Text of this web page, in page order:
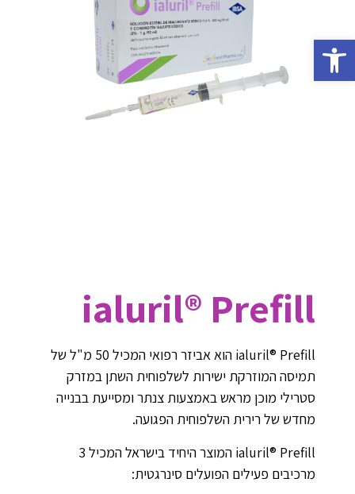
פתח סרגל נגישות
ialuril® Prefill
ialuril® Prefill הוא אביזר רפואי המכיל 50 מ"ל של
תמיסה המוזרקת ישירות לשלפוחית השתן במזרק
סטרילי מוכן מראש באמצעות צנתר ומסייעת בבנייה
מחדש של רירית השלפוחית הפגועה.
ialuril® Prefill המוצר היחיד בישראל המכיל 3
מרכיבים פעילים הפועלים סינרגטית: